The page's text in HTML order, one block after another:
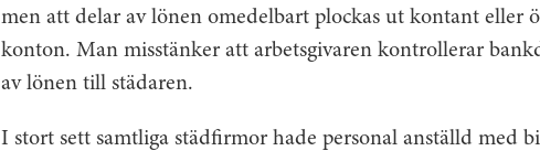
men att delar av lönen omedelbart plockas ut kontant eller
konton. Man misstänker att arbetsgivaren kontrollerar
av lönen till städaren.
I stort sett samtliga städfirmor hade personal anställd med